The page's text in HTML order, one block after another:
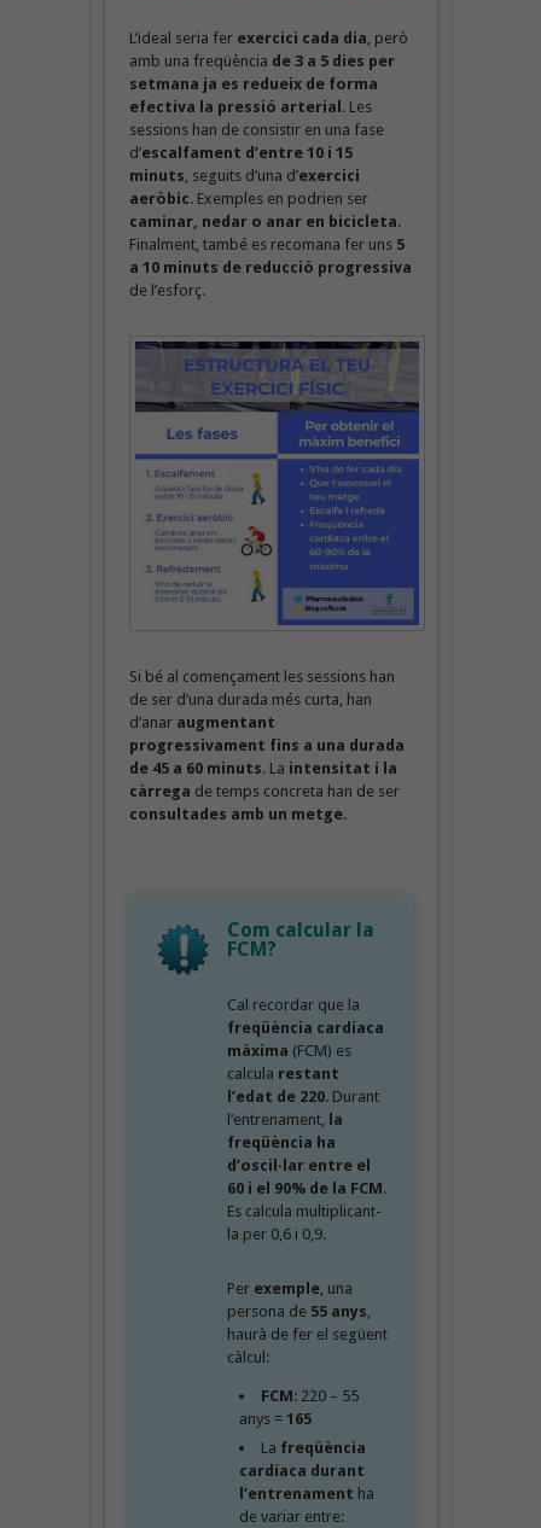
L’ideal seria fer exercici cada dia, però
amb una freqüència de 3 a 5 dies per
setmana ja es redueix de forma
efectiva la pressió arterial . Les
sessions han de consistir en una fase
d’escalfament d’entre 10 i 15
minuts, seguits d’una d’exercici
aeròbic. Exemples en podrien ser
caminar, nedar o anar en bicicleta.
Finalment, també es recomana fer uns 5
a 10 minuts de reducció progressiva
de l’esforç.
Si bé al començament les sessions han
de ser d’una durada més curta, han
d’anar augmentant
progressivament fins a una durada
de 45 a 60 minuts. La intensitat i la
càrrega de temps concreta han de ser
consultades amb un metge.
Com calcular la
FCM?
Cal recordar que la
freqüència cardíaca
màxima (FCM) es
calcula restant
l’edat de 220. Durant
l’entrenament, la
freqüència ha
d’oscil·lar entre el
60 i el 90% de la FCM.
Es calcula multiplicant-
la per 0,6 i 0,9.
Per exemple, una
persona de 55 anys,
haurà de fer el següent
càlcul:
FCM: 220 – 55
anys = 165
La freqüència
cardíaca durant
l’entrenament ha
de variar entre: